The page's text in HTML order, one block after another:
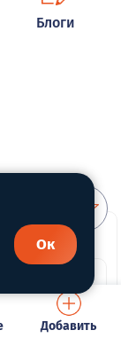
Блоги
Добавить
Ок